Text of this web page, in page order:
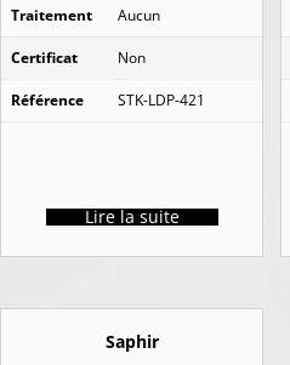
Traitement Aucun
Certificat Non
Référence STK-LDP-421
Lire la suite
Saphir